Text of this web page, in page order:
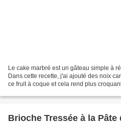
Le cake marbré est un gâteau simple à
Dans cette recette, j'ai ajouté des noix
ce fruit à coque et cela rend plus
Brioche Tressée à la Pâte